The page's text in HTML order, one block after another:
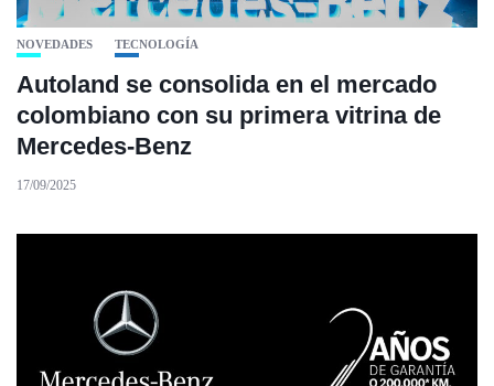
NOVEDADES TECNOLOGÍA
Autoland se consolida en el mercado
colombiano con su primera vitrina de
Mercedes-Benz
17/09/2025